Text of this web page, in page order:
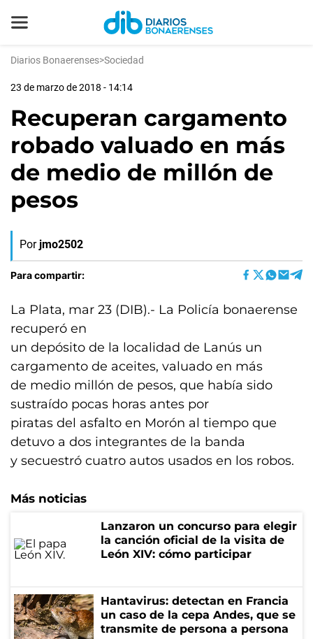
Diarios Bonaerenses>Sociedad
23 de marzo de 2018 - 14:14
Recuperan cargamento
robado valuado en más
de medio de millón de
pesos
Por jmo2502
Para compartir:
La Plata, mar 23 (DIB).- La Policía bonaerense
recuperó en
un depósito de la localidad de Lanús un
cargamento de aceites, valuado en más
de medio millón de pesos, que había sido
sustraído pocas horas antes por
piratas del asfalto en Morón al tiempo que
detuvo a dos integrantes de la banda
y secuestró cuatro autos usados en los robos.
Más noticias
Lanzaron un concurso para elegir
la canción oficial de la visita de
León XIV: cómo participar
Hantavirus: detectan en Francia
un caso de la cepa Andes, que se
transmite de persona a persona